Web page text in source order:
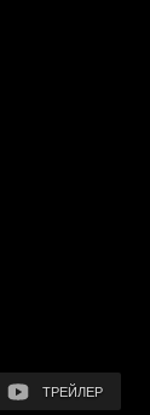
ТРЕЙЛЕР